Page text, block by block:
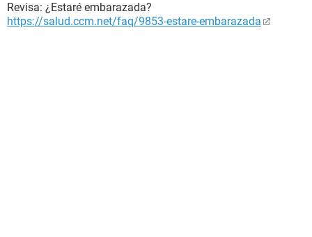
Revisa: ¿Estaré embarazada?
https://salud.ccm.net/faq/9853-estare-embarazada